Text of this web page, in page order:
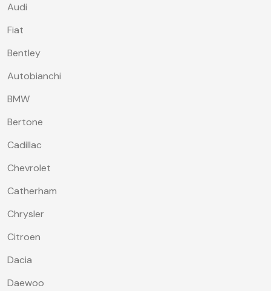
Audi
Fiat
Bentley
Autobianchi
BMW
Bertone
Cadillac
Chevrolet
Catherham
Chrysler
Citroen
Dacia
Daewoo